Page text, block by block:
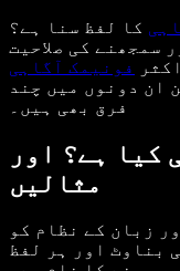
کا لفظ سنا ہے؟
سمجھنے کی صلاحیت
فونیمک آگاہی
ان دونوں میں چند
کیا ہے؟ اور
مثالیں
زبان کے نظام کو
بناوٹ اور ہر لفظ